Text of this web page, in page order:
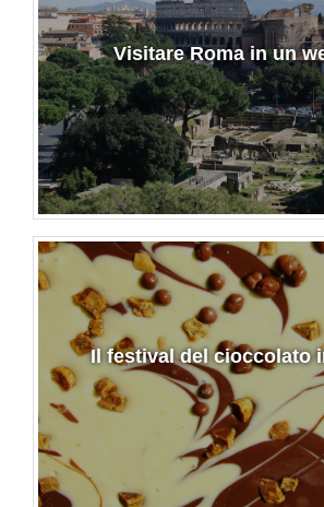
Visitare Roma in un
Il festival del cioccolato